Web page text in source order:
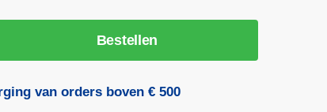
Bestellen
van orders boven € 500